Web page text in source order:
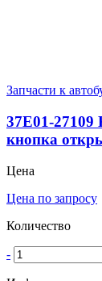
Запчасти к
37E01-
кнопка
Цена
Цена по запросу
Количество
-